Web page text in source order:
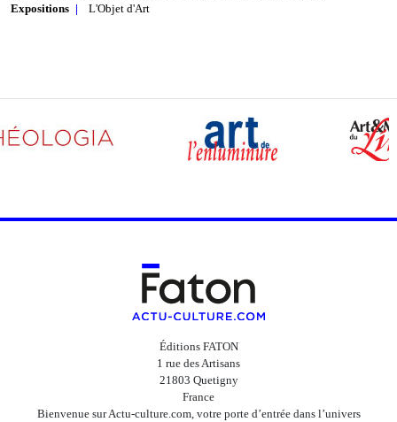
Expositions L'Objet d'Art
Éditions FATON
1 rue des Artisans
21803 Quetigny
France
Bienvenue sur Actu-culture.com, votre porte d’entrée dans l’univers